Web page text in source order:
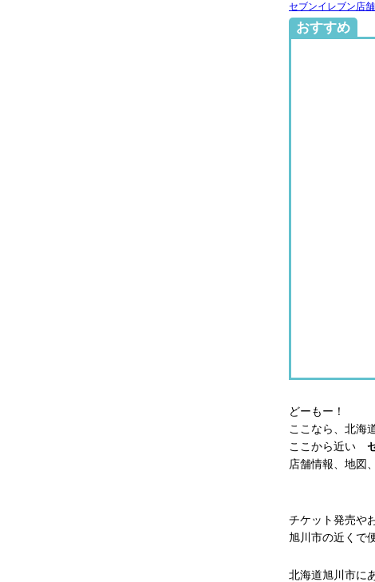
セブンイレブン店舗
おすすめ
どーもー！
ここなら、北海
ここから近い
店舗情報、地図
チケット発売や
旭川市の近くで
北海道旭川市に